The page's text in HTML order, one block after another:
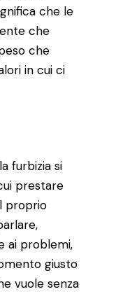
che le
che
che
in cui ci
furbizia si
prestare
proprio
ai problemi,
giusto
vuole senza